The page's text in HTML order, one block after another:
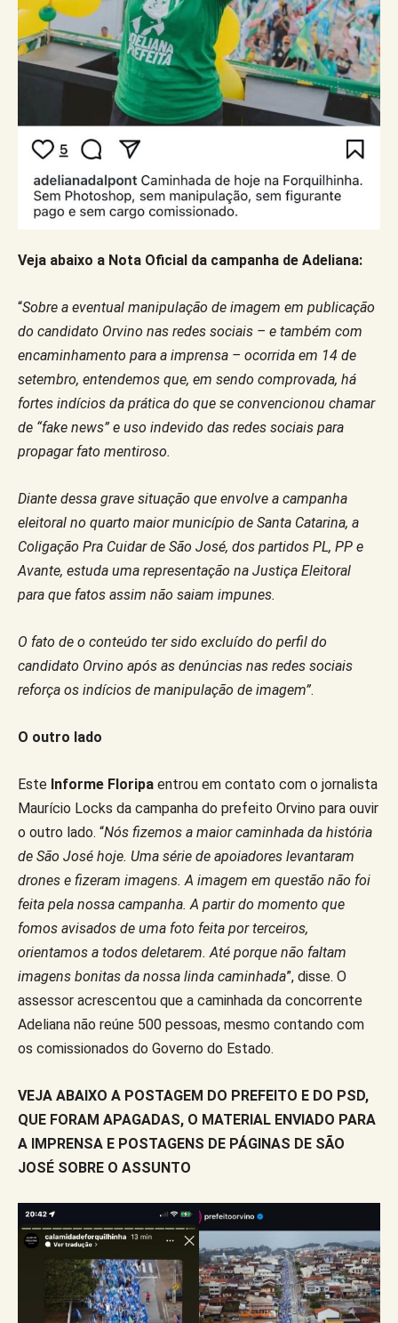
Veja abaixo a Nota Oficial da campanha de Adeliana:
“Sobre a eventual manipulação de imagem em publicação
do candidato Orvino nas redes sociais – e também com
encaminhamento para a imprensa – ocorrida em 14 de
setembro, entendemos que, em sendo comprovada, há
fortes indícios da prática do que se convencionou chamar
de “fake news” e uso indevido das redes sociais para
propagar fato mentiroso.
Diante dessa grave situação que envolve a campanha
eleitoral no quarto maior município de Santa Catarina, a
Coligação Pra Cuidar de São José, dos partidos PL, PP e
Avante, estuda uma representação na Justiça Eleitoral
para que fatos assim não saiam impunes.
O fato de o conteúdo ter sido excluído do perfil do
candidato Orvino após as denúncias nas redes sociais
reforça os indícios de manipulação de imagem”.
O outro lado
Este Informe Floripa entrou em contato com o jornalista
Maurício Locks da campanha do prefeito Orvino para ouvir
o outro lado. “Nós fizemos a maior caminhada da história
de São José hoje. Uma série de apoiadores levantaram
drones e fizeram imagens. A imagem em questão não foi
feita pela nossa campanha. A partir do momento que
fomos avisados de uma foto feita por terceiros,
orientamos a todos deletarem. Até porque não faltam
imagens bonitas da nossa linda caminhada”, disse. O
assessor acrescentou que a caminhada da concorrente
Adeliana não reúne 500 pessoas, mesmo contando com
os comissionados do Governo do Estado.
VEJA ABAIXO A POSTAGEM DO PREFEITO E DO PSD,
QUE FORAM APAGADAS, O MATERIAL ENVIADO PARA
A IMPRENSA E POSTAGENS DE PÁGINAS DE SÃO
JOSÉ SOBRE O ASSUNTO